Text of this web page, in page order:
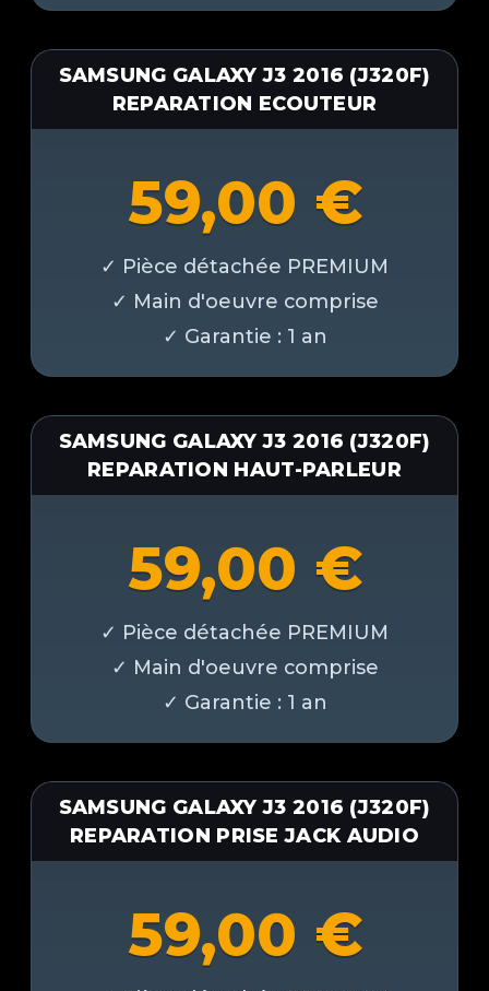
SAMSUNG GALAXY J3 2016 (J320F)
REPARATION ECOUTEUR
59,00 €
SAMSUNG GALAXY J3 2016 (J320F)
REPARATION HAUT-PARLEUR
59,00 €
SAMSUNG GALAXY J3 2016 (J320F)
REPARATION PRISE JACK AUDIO
59,00 €